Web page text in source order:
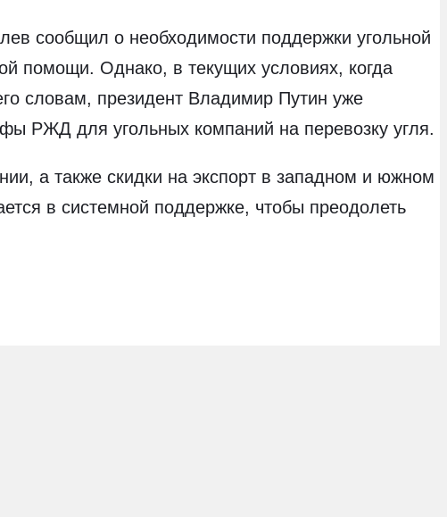
сообщил о необходимости поддержки угольной
помощи. Однако, в текущих условиях, когда
словам, президент Владимир Путин уже
РЖД для угольных компаний на перевозку угля.
а также скидки на экспорт в западном и южном
в системной поддержке, чтобы преодолеть